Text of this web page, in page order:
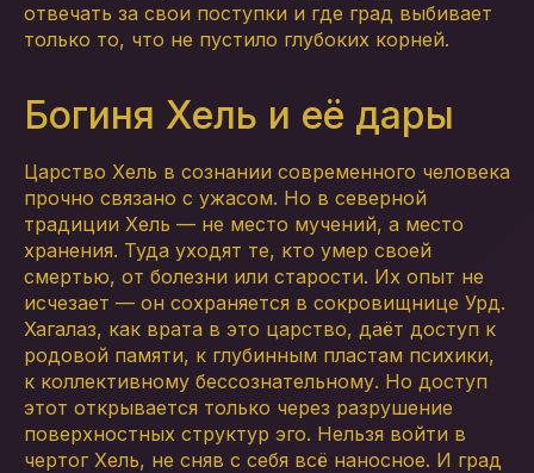
отвечать за свои поступки и где град выбивает
только то, что не пустило глубоких корней.
Богиня Хель и её дары
Царство Хель в сознании современного человека
прочно связано с ужасом. Но в северной
традиции Хель — не место мучений, а место
хранения. Туда уходят те, кто умер своей
смертью, от болезни или старости. Их опыт не
исчезает — он сохраняется в сокровищнице Урд.
Хагалаз, как врата в это царство, даёт доступ к
родовой памяти, к глубинным пластам психики,
к коллективному бессознательному. Но доступ
этот открывается только через разрушение
поверхностных структур эго. Нельзя войти в
чертог Хель, не сняв с себя всё наносное. И град